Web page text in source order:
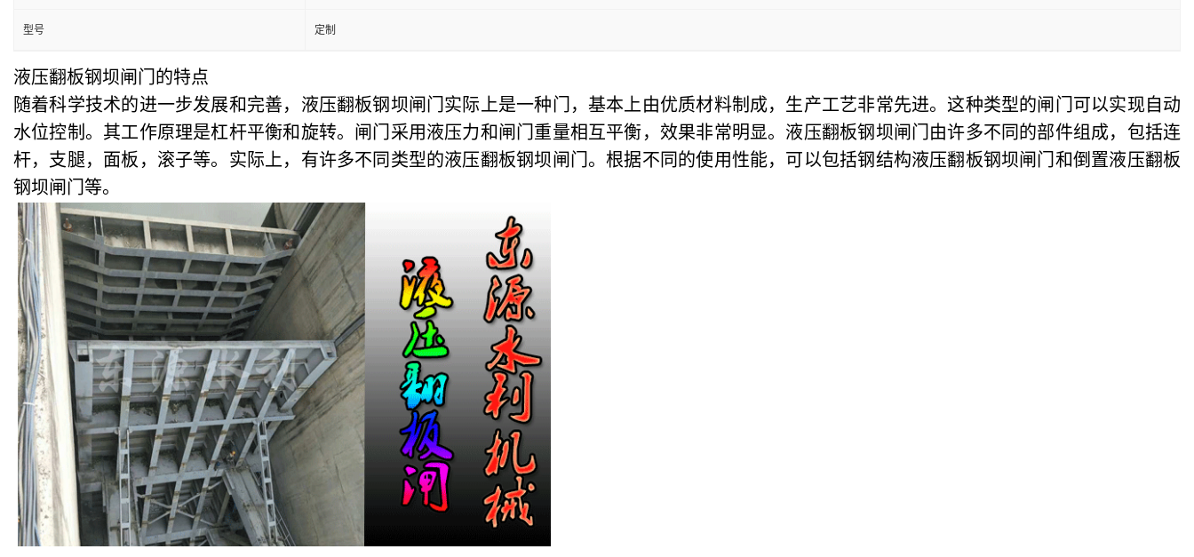
型号 定制
液压翻板钢坝闸门的特点
随着科学技术的进一步发展和完善，液压翻板钢坝闸门实际上是一种门，基本上由优质材料制成，生产工艺非常先进。这种类型的闸门可以实现自动
水位控制。其工作原理是杠杆平衡和旋转。闸门采用液压力和闸门重量相互平衡，效果非常明显。液压翻板钢坝闸门由许多不同的部件组成，包括连
杆，支腿，面板，滚子等。实际上，有许多不同类型的液压翻板钢坝闸门。根据不同的使用性能，可以包括钢结构液压翻板钢坝闸门和倒置液压翻板
钢坝闸门等。